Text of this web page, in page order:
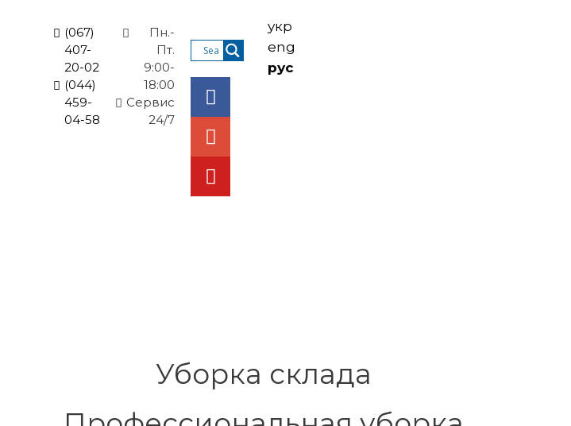
(067)
407-
20-02
(044)
459-
04-58
Пн.-
Пт.
9:00-
18:00
Cервис
24/7
укр
eng
рус
Уборка склада